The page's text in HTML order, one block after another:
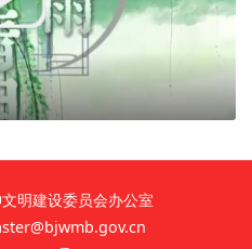
明建设委员会办公室